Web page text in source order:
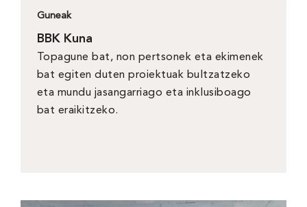
Guneak
BBK Kuna
Topagune bat, non pertsonek eta ekimenek
bat egiten duten proiektuak bultzatzeko
eta mundu jasangarriago eta inklusiboago
bat eraikitzeko.